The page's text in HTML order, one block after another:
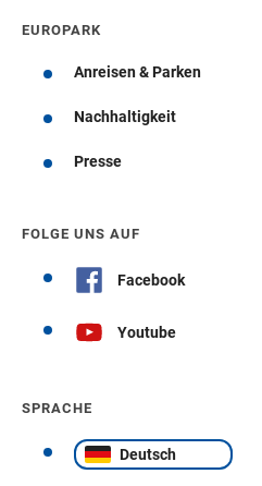
EUROPARK
Anreisen & Parken
Nachhaltigkeit
Presse
FOLGE UNS AUF
Facebook
Youtube
SPRACHE
Deutsch